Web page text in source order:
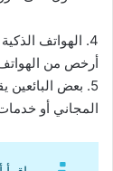
4. الهواتف
أرخص من الهواتف
5. بعض
المجاني أو